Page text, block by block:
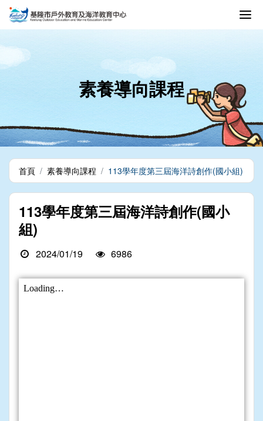
素養導向課程
首頁 素養導向課程 113學年度第三屆海洋詩創作(國小組)
113學年度第三屆海洋詩創作(國小
組)
2024/01/19 6986